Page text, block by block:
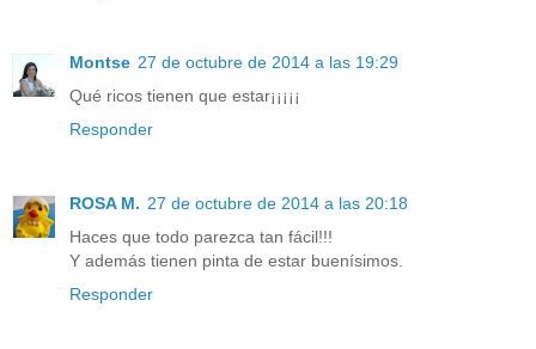
Montse 27 de octubre de 2014 a las 19:29
Qué ricos tienen que estar¡¡¡¡¡
Responder
ROSA M. 27 de octubre de 2014 a las 20:18
Haces que todo parezca tan fácil!!!
Y además tienen pinta de estar buenísimos.
Responder